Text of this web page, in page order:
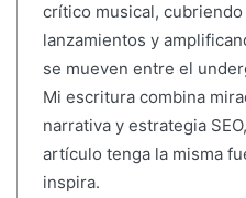
crítico musical,
lanzamientos y
se mueven entre el
Mi escritura combina
narrativa y estrategia
artículo tenga la misma
inspira.